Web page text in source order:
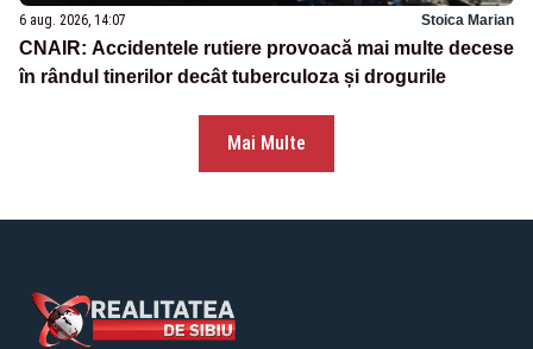
6 aug. 2026, 14:07 Stoica Marian
CNAIR: Accidentele rutiere provoacă mai multe decese
în rândul tinerilor decât tuberculoza și drogurile
Mai Multe